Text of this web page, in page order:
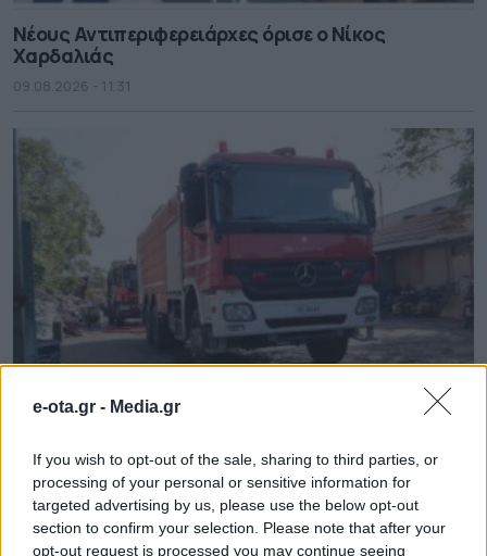
e-ota.gr - Media.gr
If you wish to opt-out of the sale, sharing to third parties, or
processing of your personal or sensitive information for
targeted advertising by us, please use the below opt-out
section to confirm your selection. Please note that after your
opt-out request is processed you may continue seeing
Νέους Αντιπεριφερειάρχες όρισε ο Νίκος
Χαρδαλιάς
09.08.2026 - 11.31
σήμερα η χώρα
09.08.2026 - 08.46